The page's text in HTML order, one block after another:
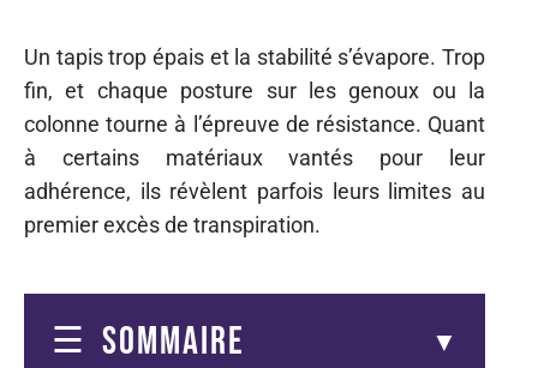
Un tapis trop épais et la stabilité s’évapore. Trop
fin, et chaque posture sur les genoux ou la
colonne tourne à l’épreuve de résistance. Quant
à certains matériaux vantés pour leur
adhérence, ils révèlent parfois leurs limites au
premier excès de transpiration.
SOMMAIRE